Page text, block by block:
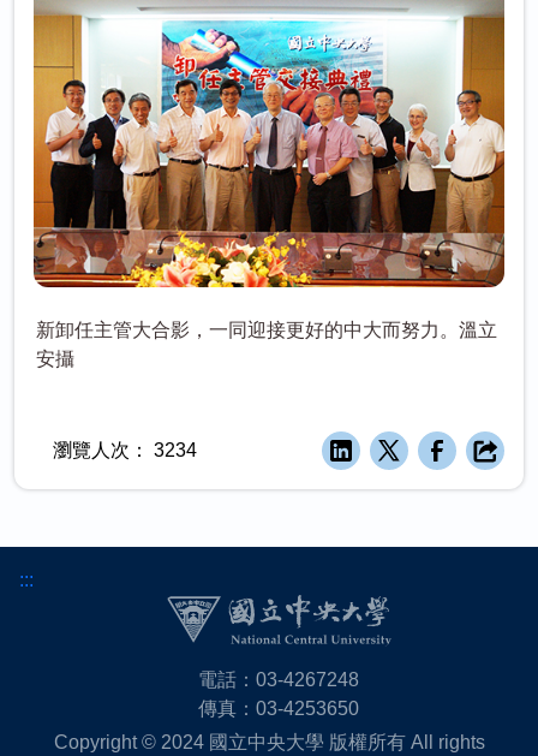
新卸任主管大合影，一同迎接更好的中大而努力。溫立
安攝
瀏覽人次： 3234
:::
電話：03-4267248
傳真：03-4253650
Copyright © 2024 國立中央大學 版權所有 All rights